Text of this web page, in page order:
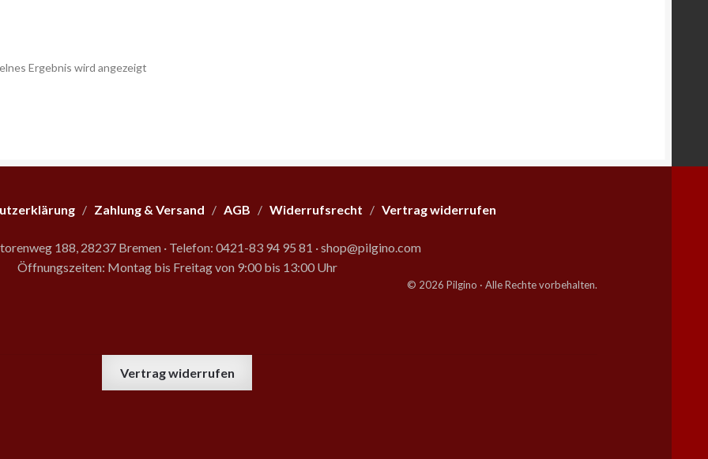
Ergebnis wird angezeigt
/ Zahlung & Versand / AGB / Widerrufsrecht / Vertrag widerrufen
188, 28237 Bremen · Telefon: 0421-83 94 95 81 ·shop@pilgino.com
Öffnungszeiten: Montag bis Freitag von 9:00 bis 13:00 Uhr
© 2026 Pilgino · Alle Rechte vorbehalten.
Vertrag widerrufen